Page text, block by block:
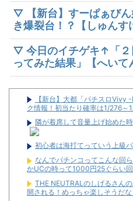
▽ 【新台】すーぱぁび
き爆裂台！？【しゅんす
▽ 今日のイチゲキ↑「２
ってみた結果」【へいて
【新台】大都「パチスロVivy
ク情報！初当たり確率は1/276～
隣が着席して音量上げ始めた
初心者は海打てっていう上級
なんでパチンコってこんな回
かUCの時って1000円25ぐらい
THE NEUTRALのしげるさん
開される！めっちゃ楽しそうだな